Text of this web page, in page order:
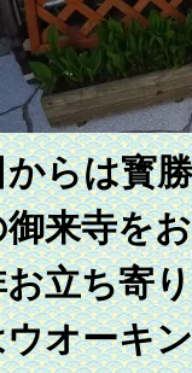
らは寳
来寺を
立ち寄
オーキ